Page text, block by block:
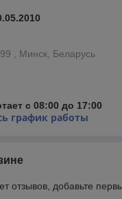
, Минск, Беларусь
с 08:00 до 17:00
график работы
отзывов, добавьте